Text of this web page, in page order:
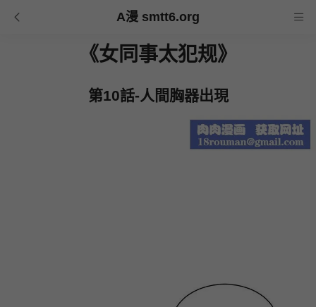
A漫 smtt6.org
《女同事太犯规》
第10話-人間胸器出現